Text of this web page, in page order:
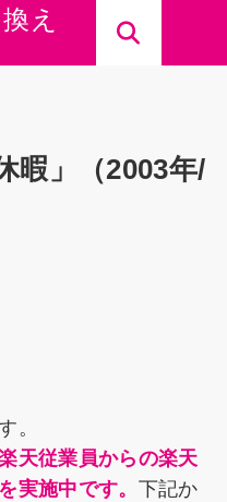
え
暇」（2003年/
。
天従業員からの楽天
実施中です。 下記か